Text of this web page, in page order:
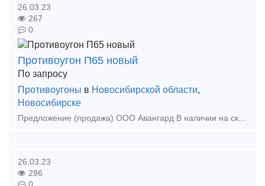
26.03.23
267
0
Противоугон П65 новый
По запросу
Противоугоны в Новосибирской области,
Новосибирске
Предложение (продажа) ООО Авангард В наличии на складе в г. Новосибирск. Также в наличии: рельсы, шпалы, подкладка, накладка, прокладка, крепеж, стрелочные п
26.03.23
296